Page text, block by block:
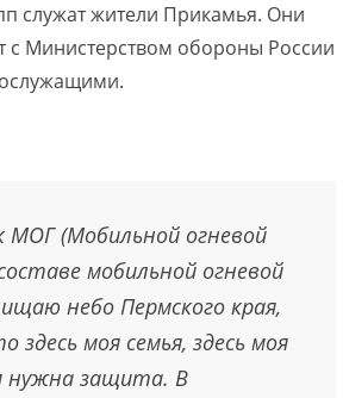
служат жители Прикамья. Они
с Министерством обороны России
МОГ (Мобильной огневой
мобильной огневой
небо Пермского края,
здесь моя семья, здесь моя
нужна защита. В